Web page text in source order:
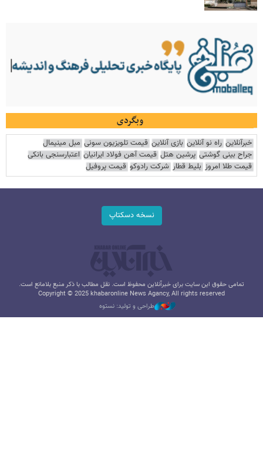
وبگردی
خبرآنلاین راه نو آنلاین بازی آنلاین قیمت تلویزیون سونی مبل مینیمال
جراح بینی گوشتی پرشین هتل قیمت آهن فولاد ایرانیان اعتبارسنجی بانکی
قیمت طلا امروز بلیط قطار شرکت رادوکو قیمت پروفیل
نسخه دسکتاپ
تمامی حقوق این سایت برای خبرآنلاین محفوظ است. نقل مطالب با ذکر منبع بلامانع است.
Copyright © 2025 khabaronline News Agancy, All rights reserved
طراحی و تولید: نستوه